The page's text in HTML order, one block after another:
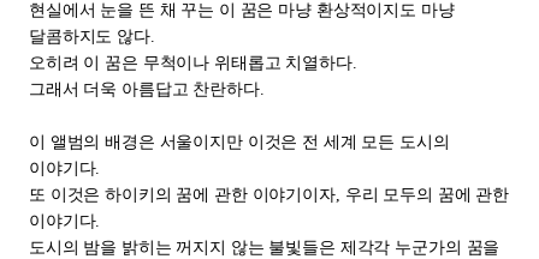
현실에서 눈을 뜬 채 꾸는 이 꿈은 마냥 환상적이지도 마냥
달콤하지도 않다.
오히려 이 꿈은 무척이나 위태롭고 치열하다.
그래서 더욱 아름답고 찬란하다.
이 앨범의 배경은 서울이지만 이것은 전 세계 모든 도시의
이야기다.
또 이것은 하이키의 꿈에 관한 이야기이자, 우리 모두의 꿈에 관한
이야기다.
도시의 밤을 밝히는 꺼지지 않는 불빛들은 제각각 누군가의 꿈을